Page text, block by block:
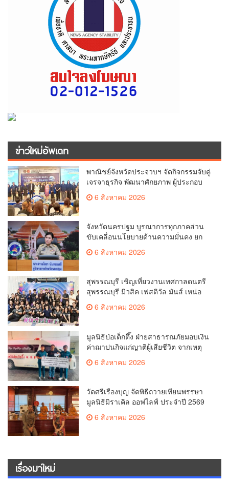
ข่าวใหม่อัพเดท
พาณิชย์จังหวัดประจวบฯ จัดกิจกรรมจับคู่
เจรจาธุรกิจ พัฒนาศักยภาพ ผู้ประกอบ
ระหว่างประเทศ
6 สิงหาคม 2026
จังหวัดนครปฐม บูรณาการทุกภาคส่วน
ขับเคลื่อนนโยบายด้านความมั่นคง ยก
ระดับการป้องกันอาชญากรรมทาง
เทคโนโลยี
6 สิงหาคม 2026
สุพรรณบุรี เชิญเที่ยวงานเทศกาลดนตรี
สุพรรณบุรี มิวสิค เฟสติวัล มันส์ เหน่อ
มาก6 สิงหาคม 2026
มูลนิธิป่อเต็กตึ๊ง ฝ่ายสาธารณภัยมอบเงิน
ค่าฌาปนกิจแก่ญาติผู้เสียชีวิต จากเหตุ
20,000 บาท
6 สิงหาคม 2026
วัดศรีเรืองบุญ จัดพิธีถวายเทียนพรรษา
มูลนิธิมิราเคิล ออฟไลฟ์ ประจำปี 2569
พล.ต.ต.ศิริวัฒน์ ดีพอ ให้เกียรติเป็น
ประธาน
6 สิงหาคม 2026
เรื่องมาใหม่